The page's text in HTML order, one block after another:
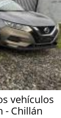
vehículos
- Chillán